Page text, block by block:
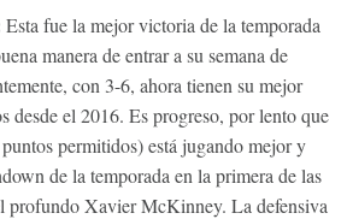
Esta fue la mejor victoria de la temporada
manera de entrar a su semana de
con 3-6, ahora tienen su mejor
desde el 2016. Es progreso, por lento que
permitidos) está jugando mejor y
de la temporada en la primera de las
profundo Xavier McKinney. La defensiva